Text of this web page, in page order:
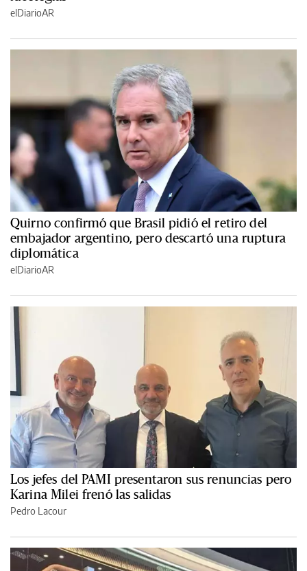
elDiarioAR
Quirno confirmó que Brasil pidió el retiro del
embajador argentino, pero descartó una ruptura
diplomática
elDiarioAR
Los jefes del PAMI presentaron sus renuncias pero
Karina Milei frenó las salidas
Pedro Lacour